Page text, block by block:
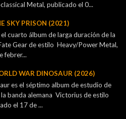
Metal, publicado el 0...
SKY PRISON (2021)
cuarto álbum de larga duración de la
Gear de estilo Heavy/Power Metal,
febrer...
WAR DINOSAUR (2026)
es el séptimo album de estudio de
banda alemana Victorius de estilo
el 17 de ...